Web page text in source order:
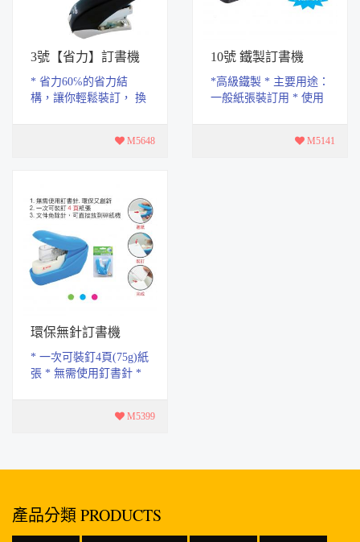
3號【省力】訂書機
* 省力60℅的省力結
構，讓你輕鬆裝訂， 換
途：一般紙張裝訂用M5648
10號 鐵製訂書機
*高級鐵製 * 主要用途：
一般紙張裝訂用 * 使用
M5141
環保無針訂書機
* 一次可裝釘4頁(75g)紙
張 * 無需使用釘書針 *
M5399
產品分類 PRODUCTS